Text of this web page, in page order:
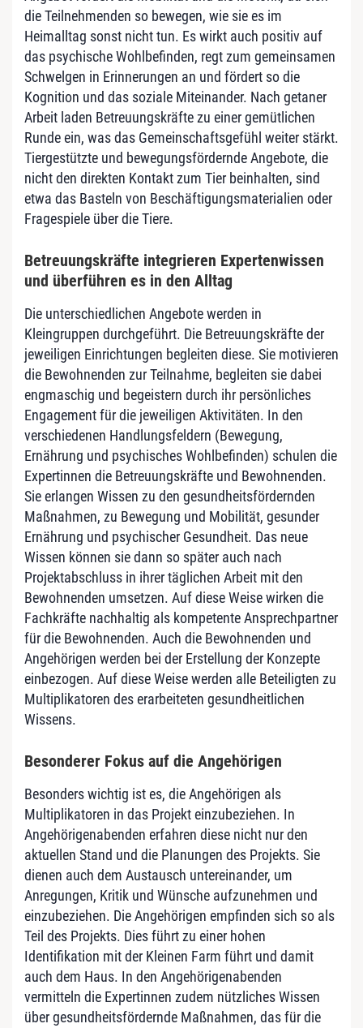
die Teilnehmenden so bewegen, wie sie es im
Heimalltag sonst nicht tun. Es wirkt auch positiv auf
das psychische Wohlbefinden, regt zum gemeinsamen
Schwelgen in Erinnerungen an und fördert so die
Kognition und das soziale Miteinander. Nach getaner
Arbeit laden Betreuungskräfte zu einer gemütlichen
Runde ein, was das Gemeinschaftsgefühl weiter stärkt.
Tiergestützte und bewegungsfördernde Angebote, die
nicht den direkten Kontakt zum Tier beinhalten, sind
etwa das Basteln von Beschäftigungsmaterialien oder
Fragespiele über die Tiere.
Betreuungskräfte integrieren Expertenwissen
und überführen es in den Alltag
Die unterschiedlichen Angebote werden in
Kleingruppen durchgeführt. Die Betreuungskräfte der
jeweiligen Einrichtungen begleiten diese. Sie motivieren
die Bewohnenden zur Teilnahme, begleiten sie dabei
engmaschig und begeistern durch ihr persönliches
Engagement für die jeweiligen Aktivitäten. In den
verschiedenen Handlungsfeldern (Bewegung,
Ernährung und psychisches Wohlbefinden) schulen die
Expertinnen die Betreuungskräfte und Bewohnenden.
Sie erlangen Wissen zu den gesundheitsfördernden
Maßnahmen, zu Bewegung und Mobilität, gesunder
Ernährung und psychischer Gesundheit. Das neue
Wissen können sie dann so später auch nach
Projektabschluss in ihrer täglichen Arbeit mit den
Bewohnenden umsetzen. Auf diese Weise wirken die
Fachkräfte nachhaltig als kompetente Ansprechpartner
für die Bewohnenden. Auch die Bewohnenden und
Angehörigen werden bei der Erstellung der Konzepte
einbezogen. Auf diese Weise werden alle Beteiligten zu
Multiplikatoren des erarbeiteten gesundheitlichen
Wissens.
Besonderer Fokus auf die Angehörigen
Besonders wichtig ist es, die Angehörigen als
Multiplikatoren in das Projekt einzubeziehen. In
Angehörigenabenden erfahren diese nicht nur den
aktuellen Stand und die Planungen des Projekts. Sie
dienen auch dem Austausch untereinander, um
Anregungen, Kritik und Wünsche aufzunehmen und
einzubeziehen. Die Angehörigen empfinden sich so als
Teil des Projekts. Dies führt zu einer hohen
Identifikation mit der Kleinen Farm führt und damit
auch dem Haus. In den Angehörigenabenden
vermitteln die Expertinnen zudem nützliches Wissen
über gesundheitsfördernde Maßnahmen, das für die